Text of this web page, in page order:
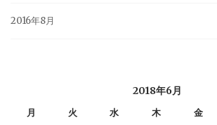
2016年8月
2018年6月
月 火 水 木 金